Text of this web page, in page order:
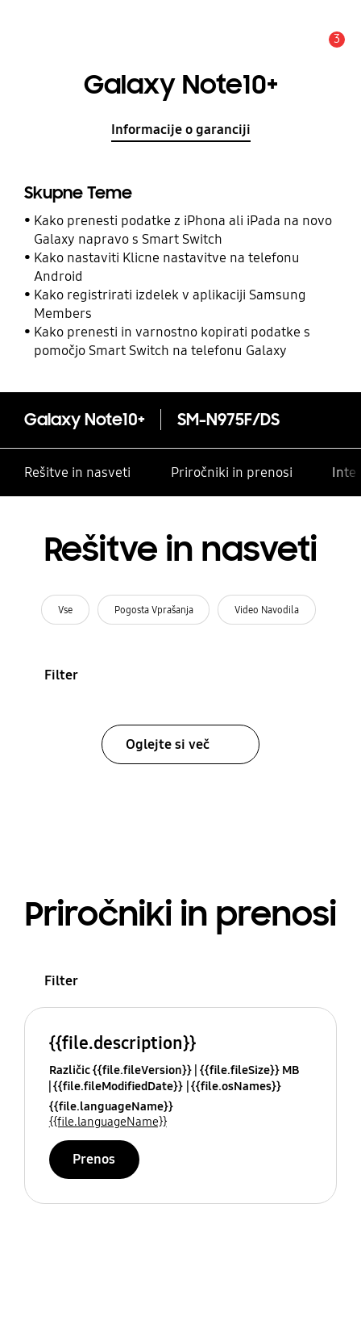
3
Galaxy Note10+
Informacije o garanciji
Skupne Teme
Kako prenesti podatke z iPhona ali iPada na novo
Galaxy napravo s Smart Switch
Kako nastaviti Klicne nastavitve na telefonu
Android
Kako registrirati izdelek v aplikaciji Samsung
Members
Kako prenesti in varnostno kopirati podatke s
pomočjo Smart Switch na telefonu Galaxy
Galaxy Note10+ SM-N975F/DS
Rešitve in nasveti Priročniki in prenosi
Rešitve in nasveti
Vse Pogosta Vprašanja Video Navodila
Filter
Oglejte si več
Priročniki in prenosi
Filter
{{file.description}}
Različic {{file.fileVersion}} {{file.fileSize}} MB
{{file.fileModifiedDate}} {{file.osNames}}
{{file.languageName}}
{{file.languageName}}
Prenos